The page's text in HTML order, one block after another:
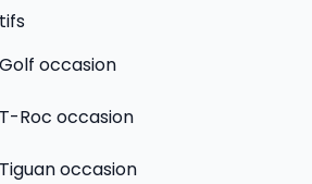
occasion
Roc occasion
occasion